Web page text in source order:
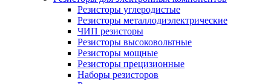
Резисторы углеродистые
Резисторы металлодиэлектрические
ЧИП резисторы
Резисторы высоковольтные
Резисторы мощные
Резисторы прецизионные
Наборы резисторов